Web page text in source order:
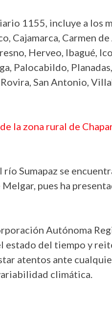
1155, incluye a los
Cajamarca, Carmen de
Herveo, Ibagué,
Palocabildo,
San Antonio,
la zona rural de
Sumapaz se
pues ha
Autónoma
del tiempo y
atentos ante
climática.